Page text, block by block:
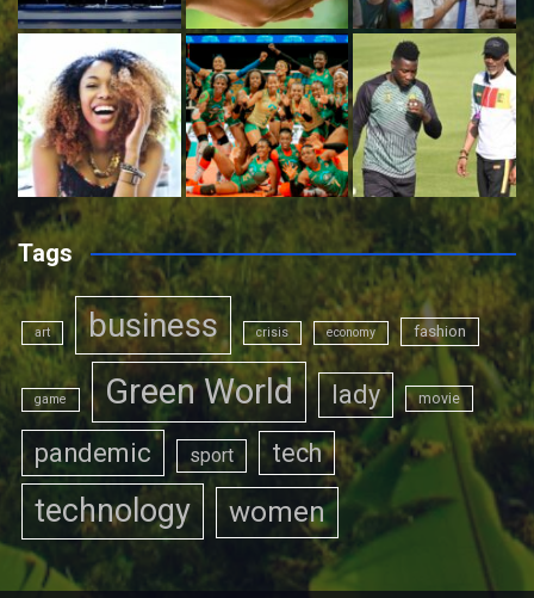
Tags
art business crisis economy fashion
game Green World lady movie
pandemic sport tech
technology women